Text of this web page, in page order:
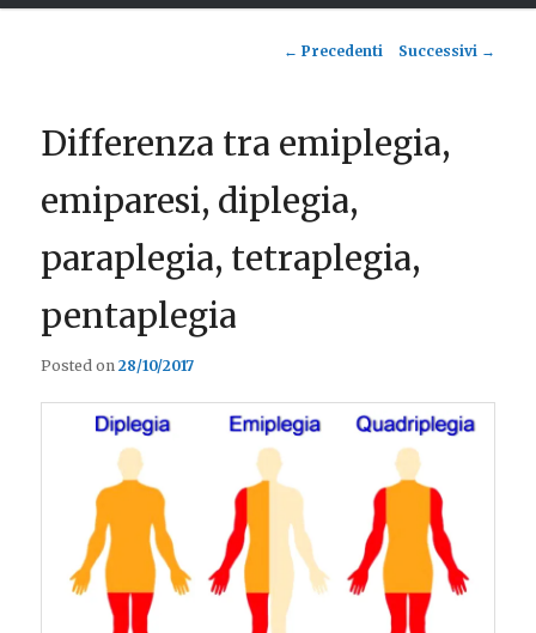
Navigazione
← Precedenti Successivi →
Differenza tra emiplegia,
emiparesi, diplegia,
paraplegia, tetraplegia,
pentaplegia
Posted on28/10/2017